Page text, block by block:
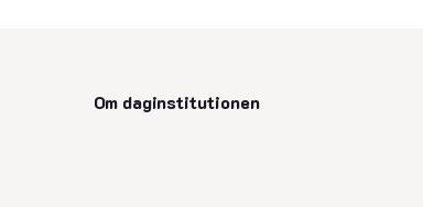
Om daginstitutionen
senest opdateret 11. juli 2025